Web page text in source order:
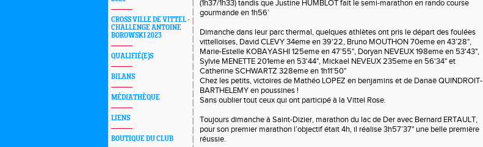
CROSS VILLE DE VITTEL -
CHALLENGE ANTOINE
BOROWSKI 2023
QUALIFIÉ(E)S
BILANS
MÉDIATHÈQUE
LIENS
BOUTIQUE DU CLUB
(1h37/1h33) tandis que Justine HUMBLOT fait le semi-marathon en rando course
gourmande en 1h56’
Dimanche dans leur parc thermal, quelques athlètes ont pris le départ des foulées
vittelloises, David CLEVY 34eme en 39'22, Bruno MOUTHON 70eme en 43’28",
Marie-Estelle KOBAYASHI 125eme en 47’55", Doryan NEVEUX 198eme en 53'43",
Sylvie MENETTE 201eme en 53'44", Mickael NEVEUX 235eme en 56'34" et
Catherine SCHWARTZ 328eme en 1h11’50"
Chez les petits, victoires de Mathéo LOPEZ en benjamins et de Danaë QUINDROIT-
BARTHELEMY en poussines !
Sans oublier tout ceux qui ont participé à la Vittel Rose.
Toujours dimanche à Saint-Dizier, marathon du lac de Der avec Bernard ERTAULT,
pour son premier marathon l’objectif était 4h, il réalise 3h57’37" une belle première
réussie.